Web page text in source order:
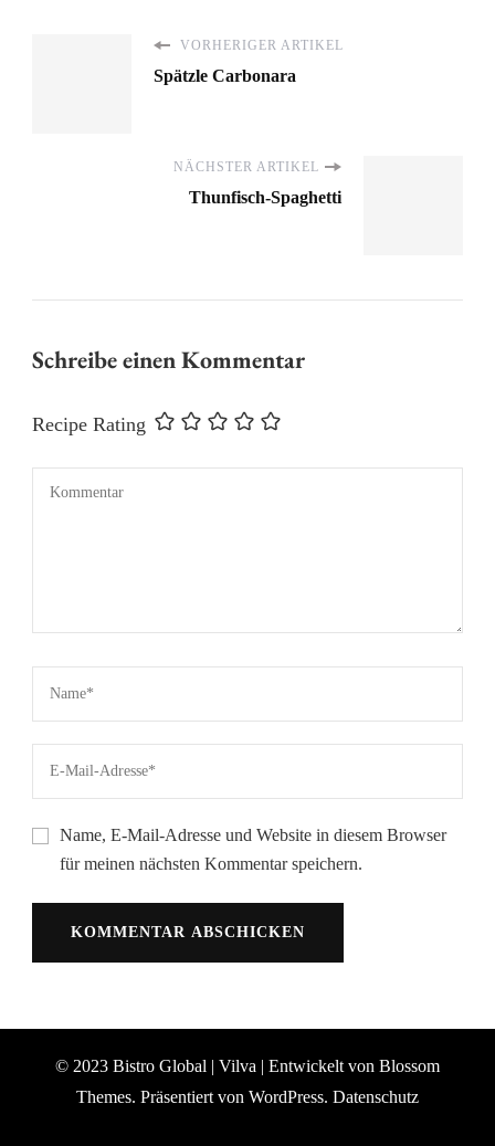
VORHERIGER ARTIKEL
Spätzle Carbonara
NÄCHSTER ARTIKEL
Thunfisch-Spaghetti
Schreibe einen Kommentar
Recipe Rating
Name, E-Mail-Adresse und Website in diesem Browser
für meinen nächsten Kommentar speichern.
© 2023 Bistro Global | Vilva | Entwickelt von Blossom
Themes. Präsentiert von WordPress. Datenschutz